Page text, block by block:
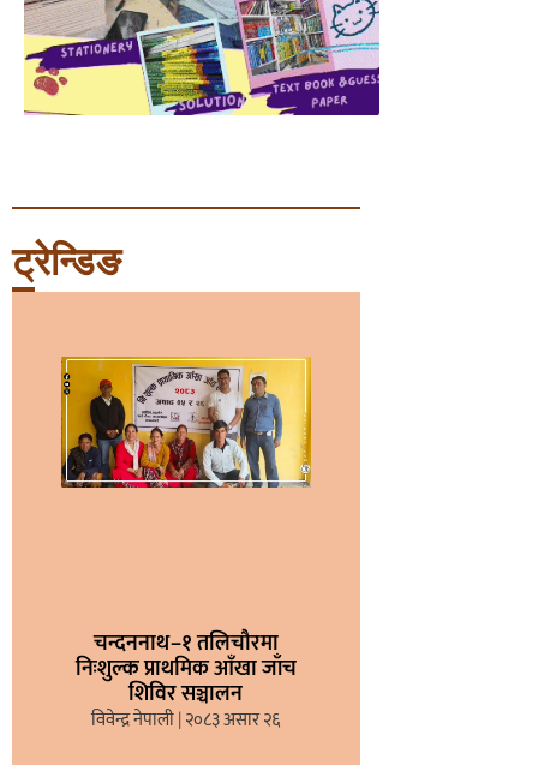
ट्रेन्डिङ
चन्दननाथ–१ तलिचौरमा
निःशुल्क प्राथमिक आँखा जाँच
शिविर सञ्चालन
विवेन्द्र नेपाली २०८३ असार २६